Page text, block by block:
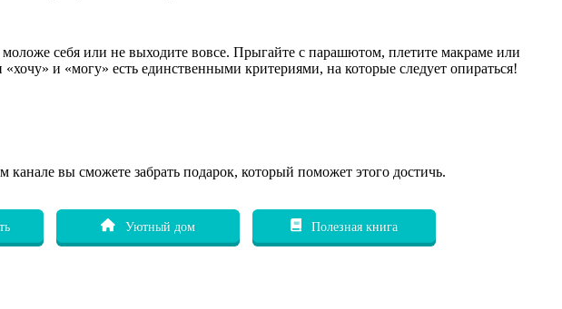
себя или не выходите вовсе. Прыгайте с парашютом, плетите макраме или
и «могу» есть единственными критериями, на которые следует опираться!
вы сможете забрать подарок, который поможет этого достичь.
Уютный дом Полезная книга